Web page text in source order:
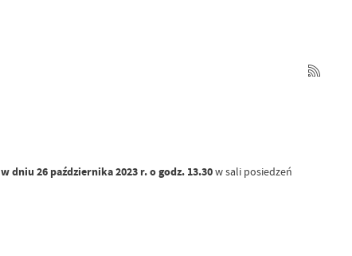
w dniu 26 października 2023 r. o godz. 13.30w sali posiedzeń